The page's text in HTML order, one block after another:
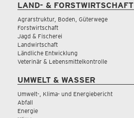
LAND- & FORSTWIRTSCHAFT
Agrarstruktur, Boden, Güterwege
Forstwirtschaft
Jagd & Fischerei
Landwirtschaft
Ländliche Entwicklung
Veterinär & Lebensmittelkontrolle
UMWELT & WASSER
Umwelt-, Klima- und Energiebericht
Abfall
Energie